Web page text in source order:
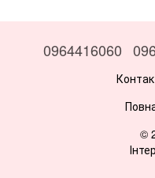
0964416060
©